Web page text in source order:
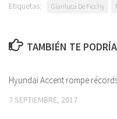
Etiquetas: Gianluca De Ficchy
TAMBIÉN TE
Hyundai Accent rompe
7 SEPTIEMBRE, 2017